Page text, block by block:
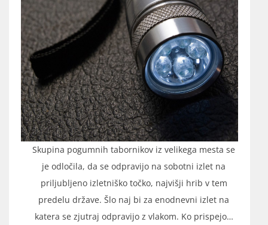
Skupina pogumnih tabornikov iz velikega mesta se
je odločila, da se odpravijo na sobotni izlet na
priljubljeno izletniško točko, najvišji hrib v tem
predelu države. Šlo naj bi za enodnevni izlet na
katera se zjutraj odpravijo z vlakom. Ko prispejo…